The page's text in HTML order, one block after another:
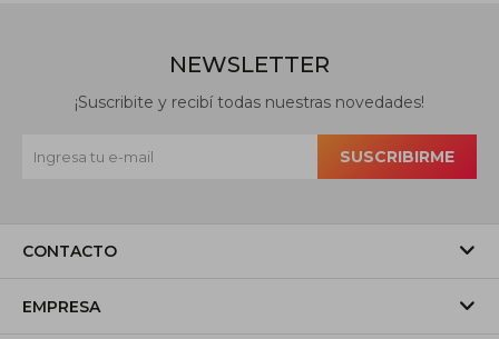
CONTACTO
EMPRESA
NEWSLETTER
¡Suscribite y recibí todas nuestras novedades!
SUSCRIBIRME